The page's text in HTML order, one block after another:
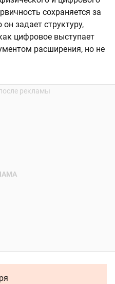
сохраняется за
задает структуру,
цифровое выступает
расширения, но не